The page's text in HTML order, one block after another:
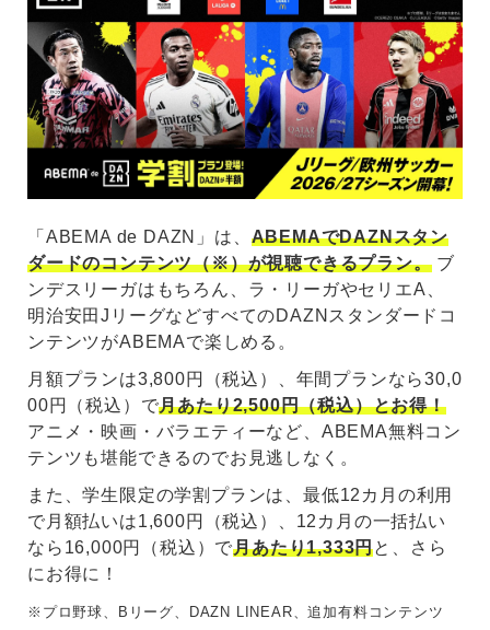
「ABEMA de DAZN」は、 ABEMAでDAZNスタン
ダードのコンテンツ（※）が視聴できるプラン。ブ
ンデスリーガはもちろん、ラ・リーガやセリエA、
明治安田JリーグなどすべてのDAZNスタンダードコ
ンテンツがABEMAで楽しめる。
月額プランは3,800円（税込）、年間プランなら30,0
00円（税込）で月あたり2,500円（税込）とお得！
アニメ・映画・バラエティーなど、ABEMA無料コン
テンツも堪能できるのでお見逃しなく。
また、学生限定の学割プランは、最低12カ月の利用
で月額払いは1,600円（税込）、12カ月の一括払い
なら16,000円（税込）で月あたり1,333円と、さら
にお得に！
※プロ野球、Bリーグ、DAZN LINEAR、追加有料コンテンツ